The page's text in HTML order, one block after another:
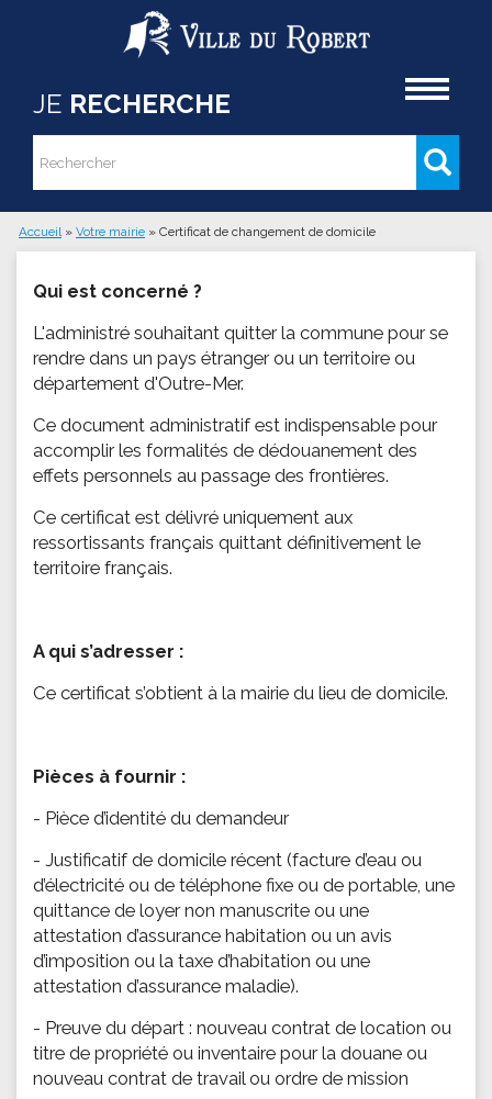
Aller au contenu principal
JE RECHERCHE
Formulaire de recherche
Rechercher
Vous êtes ici
Accueil » Votre mairie » Certificat de changement de domicile
Qui est concerné ?
L'administré souhaitant quitter la commune pour se
rendre dans un pays étranger ou un territoire ou
département d'Outre-Mer.
Ce document administratif est indispensable pour
accomplir les formalités de dédouanement des
effets personnels au passage des frontières.
Ce certificat est délivré uniquement aux
ressortissants français quittant définitivement le
territoire français.
A qui s’adresser :
Ce certificat s’obtient à la mairie du lieu de domicile.
Pièces à fournir :
- Pièce d’identité du demandeur
- Justificatif de domicile récent (facture d’eau ou
d’électricité ou de téléphone fixe ou de portable, une
quittance de loyer non manuscrite ou une
attestation d’assurance habitation ou un avis
d’imposition ou la taxe d’habitation ou une
attestation d’assurance maladie).
- Preuve du départ : nouveau contrat de location ou
titre de propriété ou inventaire pour la douane ou
nouveau contrat de travail ou ordre de mission